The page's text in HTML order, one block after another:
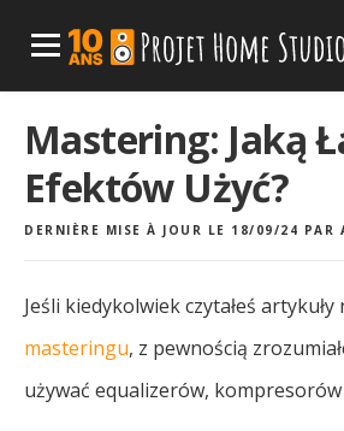
Menu Principal
Mastering: Jaką
Efektów Użyć?
DERNIÈRE MISE À JOUR LE 18/09/24 PAR
Jeśli kiedykolwiek czytałeś
masteringu, z pewnością
używać equalizerów,